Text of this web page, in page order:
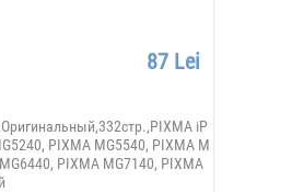
87 Lei
iP
PIXMA MG5540, PIXMA M
PIXMA MG7140, PIXMA